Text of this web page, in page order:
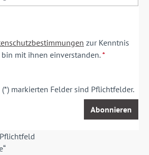
zur Kenntnis
mit ihnen einverstanden.*
markierten Felder sind Pflichtfelder.
Abonnieren